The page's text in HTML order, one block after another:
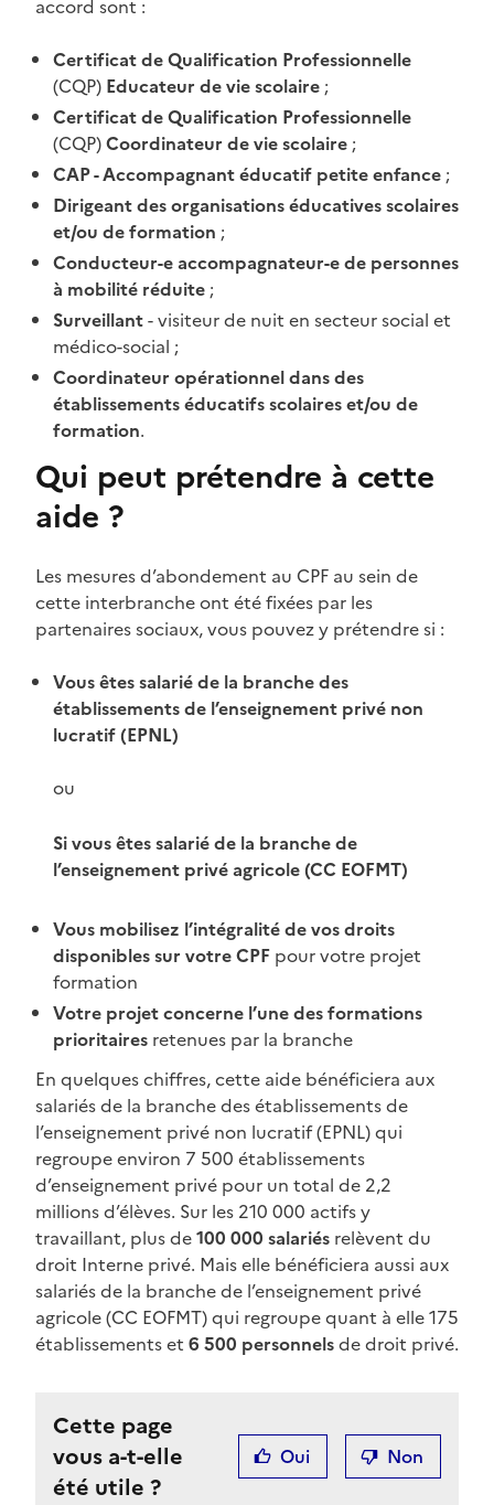
accord sont :
Certificat de Qualification Professionnelle
(CQP) Educateur de vie scolaire ;
Certificat de Qualification Professionnelle
(CQP)Coordinateur de vie scolaire ;
CAP - Accompagnant éducatif petite enfance ;
Dirigeant des organisations éducatives scolaires
et/ou de formation ;
Conducteur-e accompagnateur-e de personnes
à mobilité réduite ;
Surveillant- visiteur de nuit en secteur social et
médico-social ;
Coordinateur opérationnel dans des
établissements éducatifs scolaires et/ou de
formation.
Qui peut prétendre à cette
aide ?
Les mesures d’abondement au CPF au sein de
cette interbranche ont été fixées par les
partenaires sociaux, vous pouvez y prétendre si :
Vous êtes salarié de la branche des
établissements de l’enseignement privé non
lucratif (EPNL)
ou
Si vous êtes salarié de la branche de
l’enseignement privé agricole (CC EOFMT)
Vous mobilisez l’intégralité de vos droits
disponibles sur votre CPF pour votre projet
formation
Votre projet concerne l’une des formations
prioritaires retenues par la branche
En quelques chiffres, cette aide bénéficiera aux
salariés de la branche des établissements de
l’enseignement privé non lucratif (EPNL) qui
regroupe environ 7 500 établissements
d’enseignement privé pour un total de 2,2
millions d’élèves. Sur les 210 000 actifs y
travaillant, plus de100 000 salariés relèvent du
droit Interne privé. Mais elle bénéficiera aussi aux
salariés de la branche de l’enseignement privé
agricole (CC EOFMT) qui regroupe quant à elle 175
établissements et 6 500 personnelsde droit privé.
Cette page
vous a-t-elle
été utile ?
Oui Non